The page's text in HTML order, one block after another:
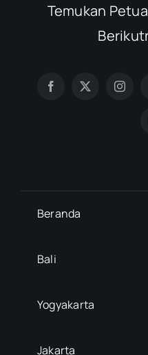
Temukan
Beranda
Bali
Yogyakarta
Jakarta